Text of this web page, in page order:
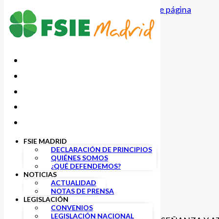
Saltar al contenido principal Saltar al pie de página
FSIE MADRID
DECLARACIÓN DE PRINCIPIOS
QUIÉNES SOMOS
¿QUÉ DEFENDEMOS?
NOTICIAS
ACTUALIDAD
NOTAS DE PRENSA
LEGISLACIÓN
CONVENIOS
LEGISLACIÓN NACIONAL
Privacidad
05/01/2019